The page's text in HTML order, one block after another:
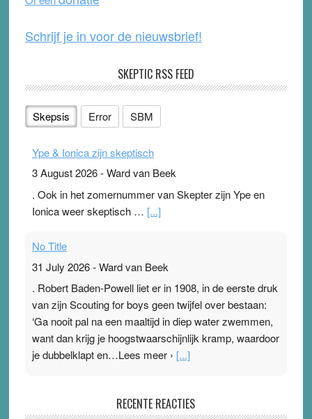
k
Schrijf je in voor de nieuwsbrief!
SKEPTIC RSS FEED
Skepsis Error SBM
Ype & Ionica zijn skeptisch
3 August 2026-Ward van Beek
. Ook in het zomernummer van Skepter zijn Ype en
Ionica weer skeptisch … [...]
No Title
31 July 2026-Ward van Beek
. Robert Baden-Powell liet er in 1908, in de eerste druk
van zijn Scouting for boys geen twijfel over bestaan:
‘Ga nooit pal na een maaltijd in diep water zwemmen,
want dan krijg je hoogstwaarschijnlijk kramp, waardoor
je dubbelklapt en…Lees meer › [...]
Ward van Beek
RECENTE REACTIES